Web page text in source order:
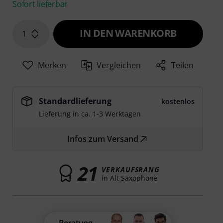
Sofort lieferbar
1 IN DEN WARENKORB
Merken Vergleichen Teilen
Standardlieferung
kostenlos
Lieferung in ca. 1-3 Werktagen
Infos zum Versand
21 VERKAUFSRANG
in Alt-Saxophone